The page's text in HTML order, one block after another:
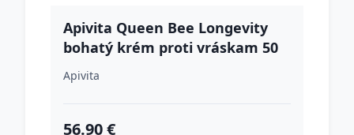
Apivita Queen Bee Longevity
bohatý krém proti vráskam 50
ml
Apivita
56.90 €